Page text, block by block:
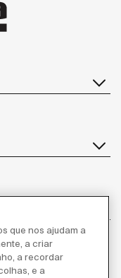
que nos ajudam a
a criar
a recordar
e a